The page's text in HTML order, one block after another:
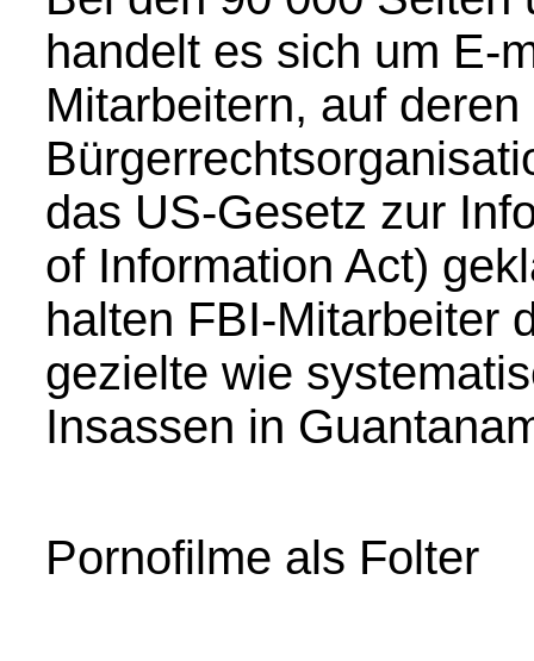
handelt es sich um E-
Mitarbeitern, auf
das US-Gesetz zur
of Information Act)
halten FBI-Mitarbeiter
gezielte wie
Insassen in
Pornofilme als Folter